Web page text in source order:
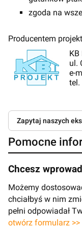
zgoda na
Producentem
ul.
e-
tel.
Zapytaj naszych
Pomocne
Chcesz
Możemy
chciałbyś w nim
pełni odpowiadał
otwórz formularz >>